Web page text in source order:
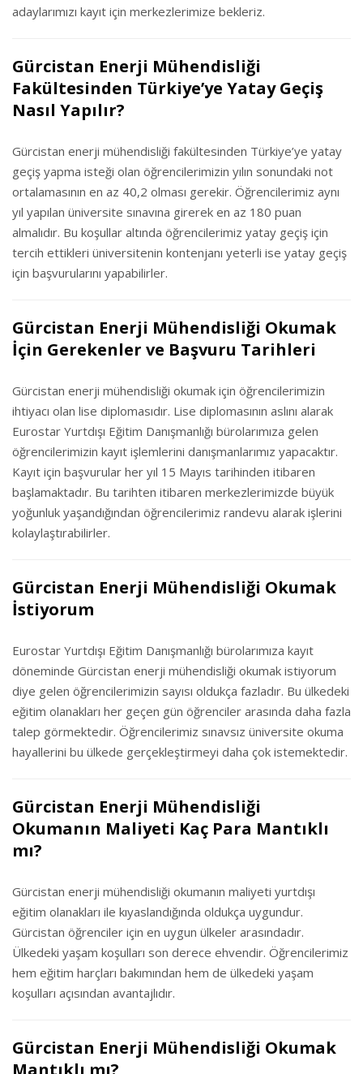
adaylarımızı kayıt için merkezlerimize bekleriz.
Gürcistan Enerji Mühendisliği
Fakültesinden Türkiye’ye Yatay Geçiş
Nasıl Yapılır?
Gürcistan enerji mühendisliği fakültesinden Türkiye’ye yatay
geçiş yapma isteği olan öğrencilerimizin yılın sonundaki not
ortalamasının en az 40,2 olması gerekir. Öğrencilerimiz aynı
yıl yapılan üniversite sınavına girerek en az 180 puan
almalıdır. Bu koşullar altında öğrencilerimiz yatay geçiş için
tercih ettikleri üniversitenin kontenjanı yeterli ise yatay geçiş
için başvurularını yapabilirler.
Gürcistan Enerji Mühendisliği Okumak
İçin Gerekenler ve Başvuru Tarihleri
Gürcistan enerji mühendisliği okumak için öğrencilerimizin
ihtiyacı olan lise diplomasıdır. Lise diplomasının aslını alarak
Eurostar Yurtdışı Eğitim Danışmanlığı bürolarımıza gelen
öğrencilerimizin kayıt işlemlerini danışmanlarımız yapacaktır.
Kayıt için başvurular her yıl 15 Mayıs tarihinden itibaren
başlamaktadır. Bu tarihten itibaren merkezlerimizde büyük
yoğunluk yaşandığından öğrencilerimiz randevu alarak işlerini
kolaylaştırabilirler.
Gürcistan Enerji Mühendisliği Okumak
İstiyorum
Eurostar Yurtdışı Eğitim Danışmanlığı bürolarımıza kayıt
döneminde Gürcistan enerji mühendisliği okumak istiyorum
diye gelen öğrencilerimizin sayısı oldukça fazladır. Bu ülkedeki
eğitim olanakları her geçen gün öğrenciler arasında daha fazla
talep görmektedir. Öğrencilerimiz sınavsız üniversite okuma
hayallerini bu ülkede gerçekleştirmeyi daha çok istemektedir.
Gürcistan Enerji Mühendisliği
Okumanın Maliyeti Kaç Para Mantıklı
mı?
Gürcistan enerji mühendisliği okumanın maliyeti yurtdışı
eğitim olanakları ile kıyaslandığında oldukça uygundur.
Gürcistan öğrenciler için en uygun ülkeler arasındadır.
Ülkedeki yaşam koşulları son derece ehvendir. Öğrencilerimiz
hem eğitim harçları bakımından hem de ülkedeki yaşam
koşulları açısından avantajlıdır.
Gürcistan Enerji Mühendisliği Okumak
Mantıklı mı?